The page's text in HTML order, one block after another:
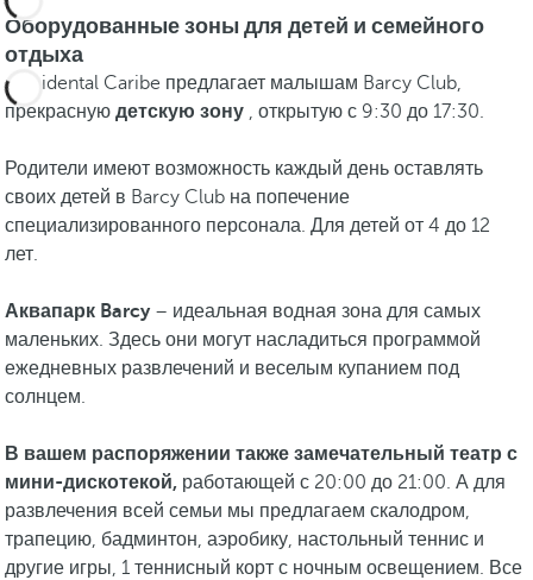
Оборудованные зоны для детей и семейного
отдыха
Occidental Caribe предлагает малышам Barcy Club,
прекрасную детскую зону , открытую с 9:30 до 17:30.
Родители имеют возможность каждый день оставлять
своих детей в Barcy Club на попечение
специализированного персонала. Для детей от 4 до 12
лет.
Аквапарк Barcy– идеальная водная зона для самых
маленьких. Здесь они могут насладиться программой
ежедневных развлечений и веселым купанием под
солнцем.
В вашем распоряжении также замечательный театр с
мини-дискотекой, работающей с 20:00 до 21:00. А для
развлечения всей семьи мы предлагаем скалодром,
трапецию, бадминтон, аэробику, настольный теннис и
другие игры, 1 теннисный корт с ночным освещением. Все